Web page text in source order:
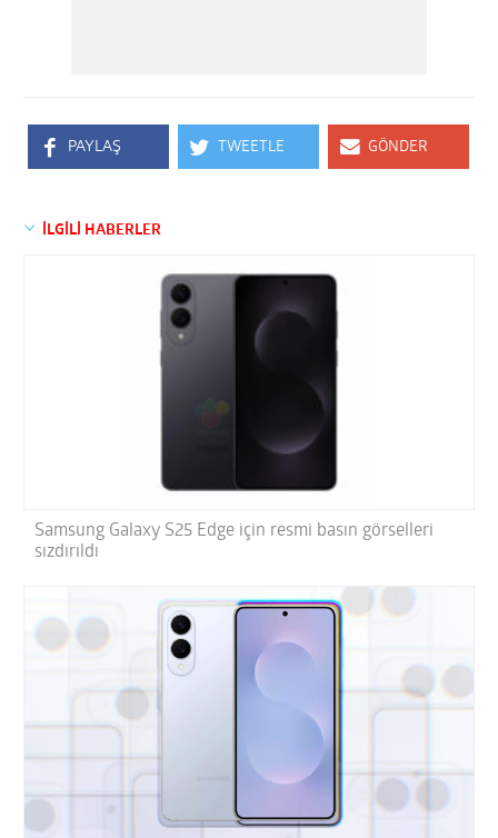
PAYLAŞ TWEETLE GÖNDER
İLGİLİ HABERLER
Samsung Galaxy S25 Edge için resmi basın görselleri
sızdırıldı